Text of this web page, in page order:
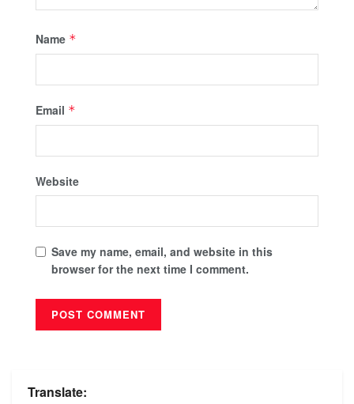
Name *
Email *
Website
Save my name, email, and website in this
browser for the next time I comment.
Translate: